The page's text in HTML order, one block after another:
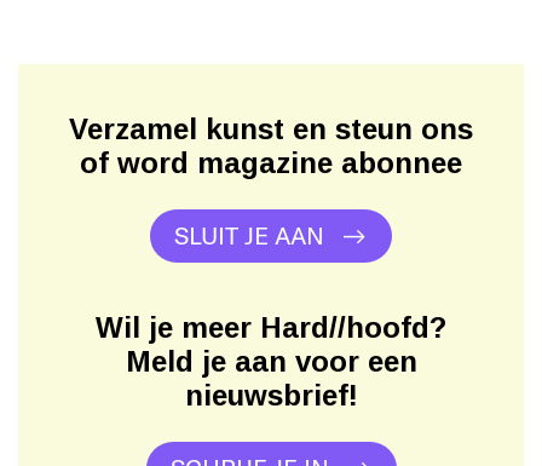
Verzamel kunst en steun ons
of word magazine abonnee
SLUIT JE AAN
Wil je meer Hard//hoofd?
Meld je aan voor een
nieuwsbrief!